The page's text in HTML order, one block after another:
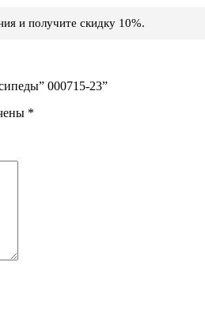
и получите скидку 10%.
000715-23”
*